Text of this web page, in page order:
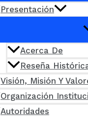
Presentación
Acerca De
Reseña
Visión, Misión Y
Organización
Autoridades